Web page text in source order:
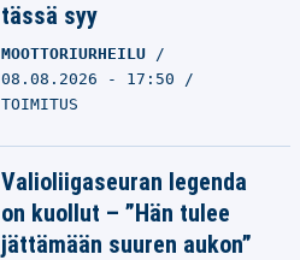
tässä syy
MOOTTORIURHEILU
08.08.2026 - 17:50
TOIMITUS
Valioliigaseuran legenda
on kuollut – ”Hän tulee
jättämään suuren aukon”